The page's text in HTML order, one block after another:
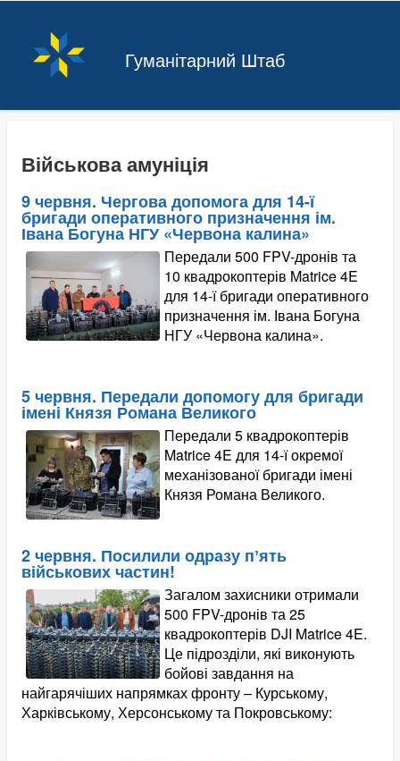
Гуманітарний Штаб
Військова амуніція
9 червня. Чергова допомога для 14-ї
бригади оперативного призначення ім.
Івана Богуна НГУ «Червона калина»
Передали 500 FPV-дронів та
10 квадрокоптерів Matrice 4E
для 14-ї бригади оперативного
призначення ім. Івана Богуна
НГУ «Червона калина».
5 червня. Передали допомогу для бригади
імені Князя Романа Великого
Передали 5 квадрокоптерів
Matrice 4E для 14-ї окремої
механізованої бригади імені
Князя Романа Великого.
2 червня. Посилили одразу пʼять
військових частин!
Загалом захисники отримали
500 FPV-дронів та 25
квадрокоптерів DJI Matrice 4E.
Це підрозділи, які виконують
бойові завдання на
найгарячіших напрямках фронту – Курському,
Харківському, Херсонському та Покровському: